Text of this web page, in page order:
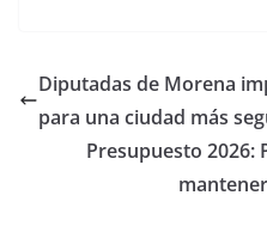
Diputadas de Morena
para una ciudad más
Presupuesto 2026: